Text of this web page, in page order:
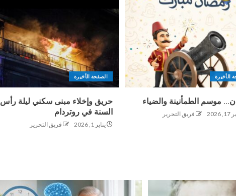
الأخيرة
موسم الطمأنينة والضياء
فريق التحرير
الصفحة الأخيرة
حريق وإخلاء مبنى سكني ليلة رأس
السنة في روتردام
يناير 1, 2026 فريق التحرير